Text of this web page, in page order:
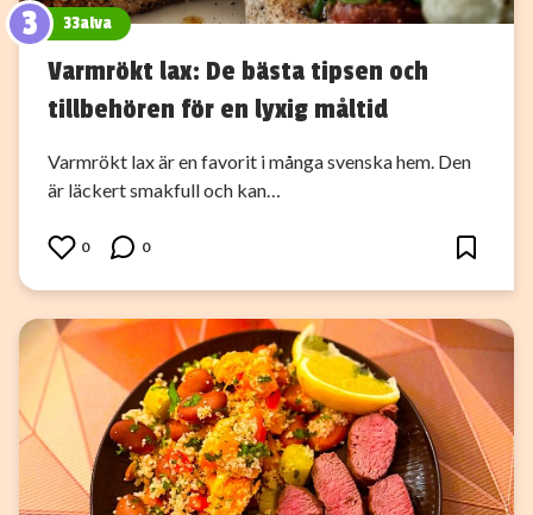
3 33alva
Varmrökt lax: De bästa tipsen och
tillbehören för en lyxig måltid
Varmrökt lax är en favorit i många svenska hem. Den
är läckert smakfull och kan…
0 0